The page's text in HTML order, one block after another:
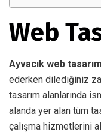
Web
Ayvacık web tasarım
ederken dilediğiniz
tasarım alanlarında
alanda yer alan tüm
çalışma hizmetlerini